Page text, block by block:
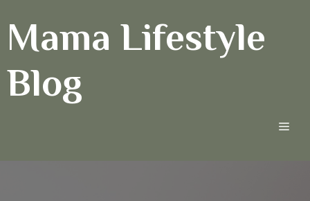
naarMama Lifestyle
Blog